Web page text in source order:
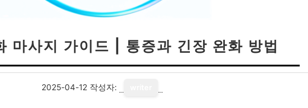
마사지 가이드 | 통증과 긴장 완화 방법
2025-04-12 작성자: